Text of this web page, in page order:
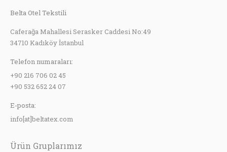
Belta Otel Tekstili
Caferağa Mahallesi Serasker Caddesi No:49
34710 Kadıköy İstanbul
Telefon numaraları:
+90 216 706 02 45
+90 532 652 24 07
E-posta:
info[at]beltatex.com
Ürün Gruplarımız